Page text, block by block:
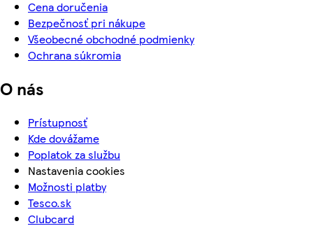
Cena doručenia
Bezpečnosť pri nákupe
Všeobecné obchodné podmienky
Ochrana súkromia
O nás
Prístupnosť
Kde dovážame
Poplatok za službu
Nastavenia cookies
Možnosti platby
Tesco.sk
Clubcard